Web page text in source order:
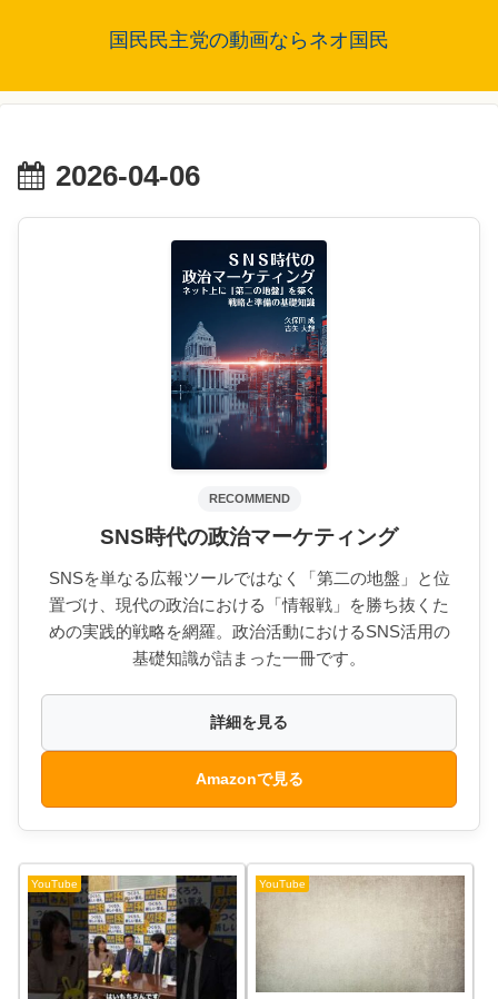
国民民主党の動画ならネオ国民
2026-04-06
RECOMMEND
SNS時代の政治マーケティング
SNSを単なる広報ツールではなく「第二の地盤」と位
置づけ、現代の政治における「情報戦」を勝ち抜くた
めの実践的戦略を網羅。政治活動におけるSNS活用の
基礎知識が詰まった一冊です。
詳細を見る
Amazonで見る
YouTube YouTube